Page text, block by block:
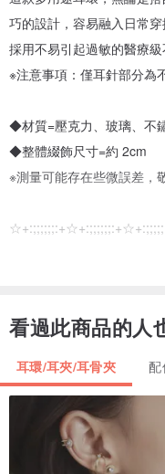
巧的設計，容易融入日常穿
採用不易引起過敏的醫療級
※注意事項：僅耳針部分為
◆材質=壓克力、玻璃、不
◆整體綴飾尺寸=約 2cm
※測量可能存在些微誤差，
若希望更換為耳夾，請於購
看過此商品的人
耳環/耳夾/耳骨夾 配